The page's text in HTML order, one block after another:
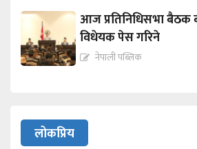
आज प्रतिनिधिसभा बैठक
विधेयक पेस गरिने
नेपाली पब्लिक
लोकप्रिय